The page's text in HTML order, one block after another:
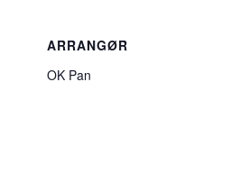
ARRANGØR
OK Pan